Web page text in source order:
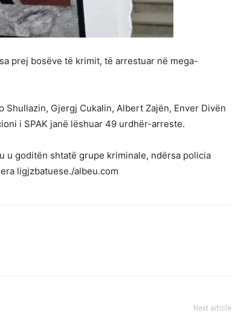
prej bosëve të krimit, të arrestuar në mega-
Shullazin, Gjergj Cukalin, Albert Zajën, Enver Divën
i SPAK janë lëshuar 49 urdhër-arreste.
u goditën shtatë grupe kriminale, ndërsa policia
ligjzbatuese./albeu.com
Next article